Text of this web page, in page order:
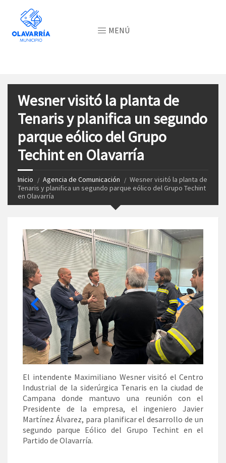
MENÚ
Wesner visitó la planta de
Tenaris y planifica un segundo
parque eólico del Grupo
Techint en Olavarría
Inicio Agencia de Comunicación
Wesner visitó la planta de
Tenaris y planifica un segundo parque eólico del Grupo Techint
en Olavarría
El intendente Maximiliano Wesner visitó el Centro
Industrial de la siderúrgica Tenaris en la ciudad de
Campana donde mantuvo una reunión con el
Presidente de la empresa, el ingeniero Javier
Martínez Álvarez, para planificar el desarrollo de un
segundo parque Eólico del Grupo Techint en el
Partido de Olavarría.